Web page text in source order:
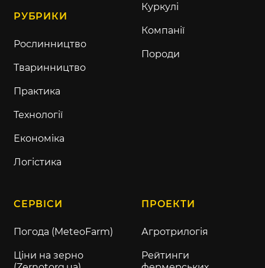
РУБРИКИ
Рослинництво
Тваринництво
Практика
Технології
Економіка
Логістика
Куркулі
Компанії
Породи
СЕРВІСИ
Погода (MeteoFarm)
Ціни на зерно
ПРОЕКТИ
Агротрилогія
Рейтинги